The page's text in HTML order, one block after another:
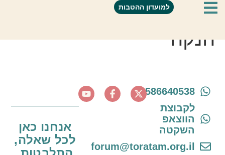
למועדון ההטבות
מורן וולפוביץ מדריכת
הנקה
0586640538
לקבוצת
הווצאפ
השקטה
forum@toratam.org.il
אנחנו כאן
לכל שאלה,